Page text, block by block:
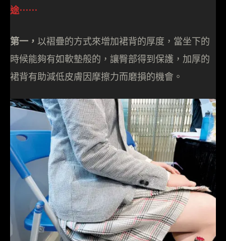
途⋯⋯
第一， 以褶疊的方式來增加裙背的厚度，當坐下的
時候能夠有如軟墊般的，讓臀部得到保護，加厚的
裙背有助減低皮膚因摩擦力而磨損的機會。